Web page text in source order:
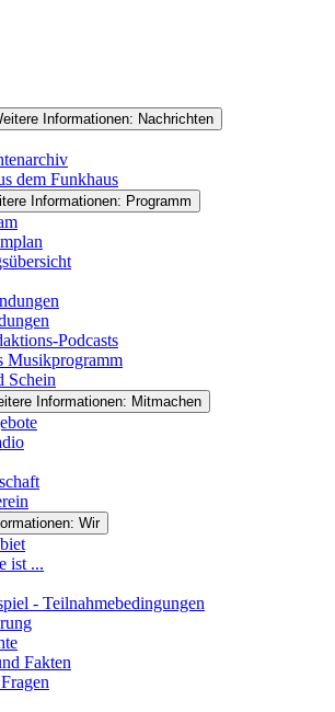
Informationen: Nachrichten
dem Funkhaus
Informationen: Programm
Podcasts
Musikprogramm
Schein
Informationen: Mitmachen
Wir
ist ...
- Teilnahmebedingungen
Fakten